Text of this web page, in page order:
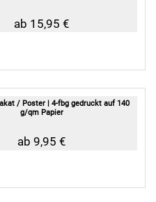
ab 15,95 €
/ Poster | 4-fbg gedruckt auf 140
g/qm Papier
ab 9,95 €